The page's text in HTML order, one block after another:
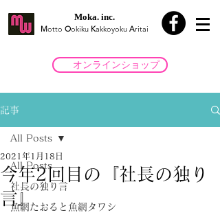
Moka. inc.
Motto Ookiku Kakkoyoku Aritai
オンラインショップ
記事
All Posts
社長の独り言
魚網たおると魚網タワシ
All Posts
今年2回目の『社長の独り
言』
2021年1月18日